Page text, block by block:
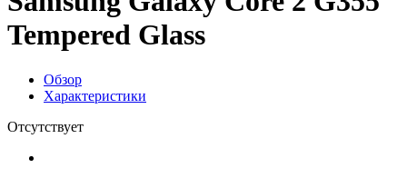
Tempered Glass
Обзор
Характеристики
Отсутствует